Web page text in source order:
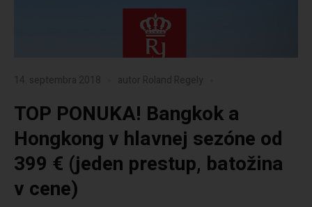
14. septembra 2018 autor Roland Regely
TOP PONUKA! Bangkok a
Hongkong v hlavnej sezóne od
399 € (jeden prestup, batožina
v cene)